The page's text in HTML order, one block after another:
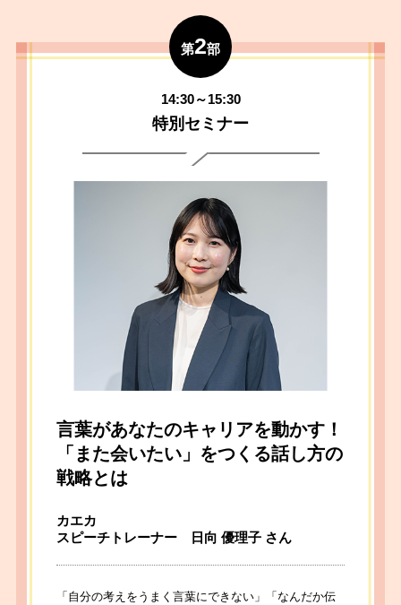
講演者プロフィール
イメージコンサルタント。500名以上の診断実績を
もとに、パーソナルカラー・骨格・顔タイプ診断を
通じた印象設計を提供。採用業務の経験も活かし、
面接やビジネスシーンで「選ばれる印象づくり」を
サポートしている。
第2部
14:30～15:30
特別セミナー
言葉があなたのキャリアを動かす！
「また会いたい」をつくる話し方の
戦略とは
カエカ
スピーチトレーナー 日向 優理子 さん
「自分の考えをうまく言葉にできない」「なんだか伝